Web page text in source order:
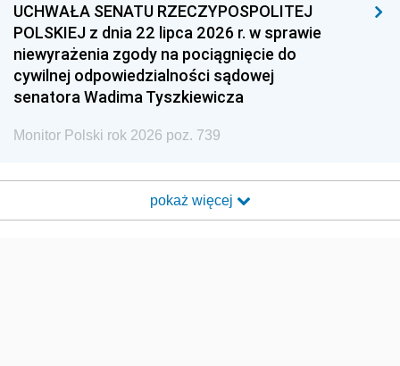
UCHWAŁA SENATU RZECZYPOSPOLITEJ
POLSKIEJ z dnia 22 lipca 2026 r. w sprawie
niewyrażenia zgody na pociągnięcie do
cywilnej odpowiedzialności sądowej
senatora Wadima Tyszkiewicza
Monitor Polski rok 2026 poz. 739
pokaż więcej